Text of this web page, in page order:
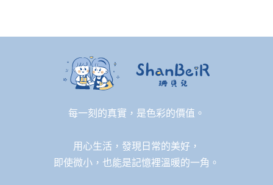
每一刻的真實，是色彩的價值。
用心生活，發現日常的美好，
即使微小，也能是記憶裡溫暖的一角。